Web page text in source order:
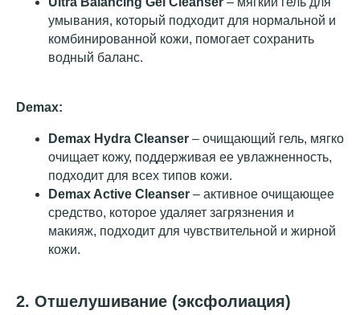
умывания, который подходит для нормальной и
комбинированной кожи, помогает сохранить
водный баланс.
Demax:
Demax Hydra Cleanser – очищающий гель, мягко
очищает кожу, поддерживая ее увлажненность,
подходит для всех типов кожи.
Demax Active Cleanser – активное очищающее
средство, которое удаляет загрязнения и
макияж, подходит для чувствительной и жирной
кожи.
2. Отшелушивание (эксфолиация)